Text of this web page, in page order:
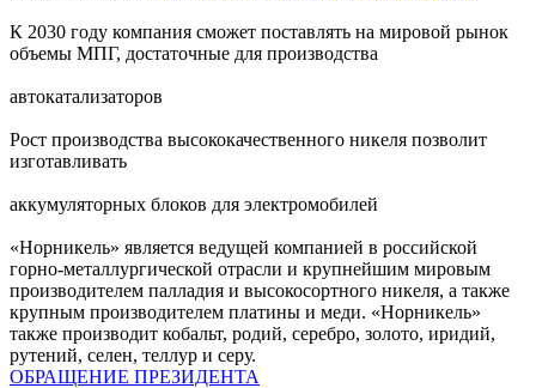
К 2030 году компания сможет поставлять на мировой рынок
объемы МПГ, достаточные для производства
автокатализаторов
Рост производства высококачественного никеля позволит
изготавливать
аккумуляторных блоков для электромобилей
«Норникель» является ведущей компанией в российской
горно-металлургической отрасли и крупнейшим мировым
производителем палладия и высокосортного никеля, а также
крупным производителем платины и меди. «Норникель»
также производит кобальт, родий, серебро, золото, иридий,
рутений, селен, теллур и серу.
ОБРАЩЕНИЕ ПРЕЗИДЕНТА